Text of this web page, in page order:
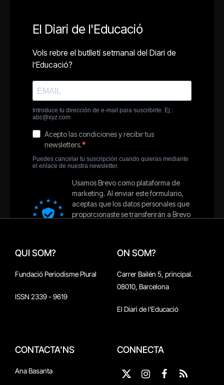
QUI SOM?
Fundació Periodisme Plural
ISSN 2339 - 9619
ON SOM?
Carrer Bailén 5, principal.
08010, Barcelona
El Diari de l'Educació
CONTACTA'NS
Ana Basanta
CONNECTA
X
Instagram
Facebook
RSS